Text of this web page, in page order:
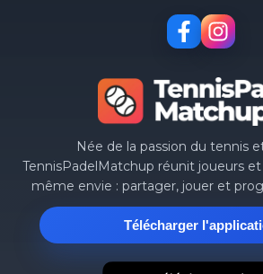
Née de la passion du tennis
TennisPadelMatchup réunit joueurs
même envie : partager, jouer et
Télécharger